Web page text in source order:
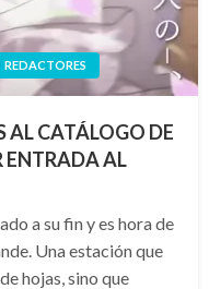
REDACTORES
AL CATÁLOGO DE
ENTRADA AL
a su fin y es hora de
Una estación que
hojas, sino que